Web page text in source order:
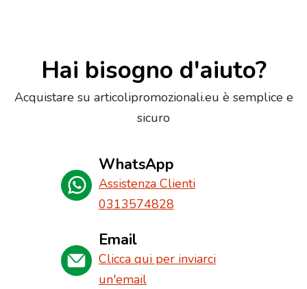
Hai bisogno d'aiuto?
Acquistare su articolipromozionali.eu è semplice e
sicuro
WhatsApp
Assistenza Clienti
0313574828
Email
Clicca qui per inviarci
un'email